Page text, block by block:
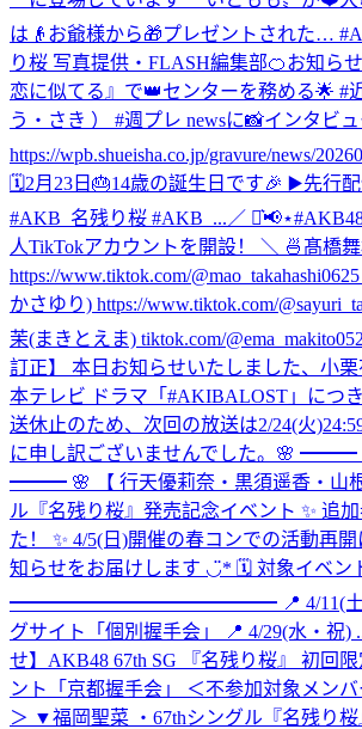
は👴お爺様から🎁プレゼントされた…
り桜 写真提供・FLASH編集部🍊お知ら
恋に似てる』で👑センターを務める🌟 #
う・さき ） #週プレ newsに📸インタビ
https://wpb.shueisha.co.jp/gravure/news/
🗓2月23日🎂14歳の誕生日です🎉 ▶️先行
#AKB_名残り桜 #AKB_... ／
人TikTokアカウントを開設！ ＼ 🍜髙橋
https://www.tiktok.com/
かさゆり) https://www.tiktok.com/
茉(まきとえま) tiktok.com/
訂正】 本日お知らせいたしました、小栗
本テレビ ドラマ「#AKIBALOST」につ
送休止のため、次回の放送は2/24(火
に申し訳ございませんでした。 🌸 ━━━
━━━ 🌸 【 行天優莉奈・黒須遥香・山
ル『名残り桜』発売記念イベント ✨ 追
た！ ✨ 4/5(日)開催の春コンでの活動再
知らせをお届けします ◡̈* 🗓 対象イベン
━━━━━━━━━━━━━━ 📍 4/11(土)・
グサイト「個別握手会」 📍 4/29(水・祝)
せ】AKB48 67th SG 『名残り桜』 初回
ント「京都握手会」 ＜不参加対象メン
＞ ▼福岡聖菜 ・67thシングル『名残り